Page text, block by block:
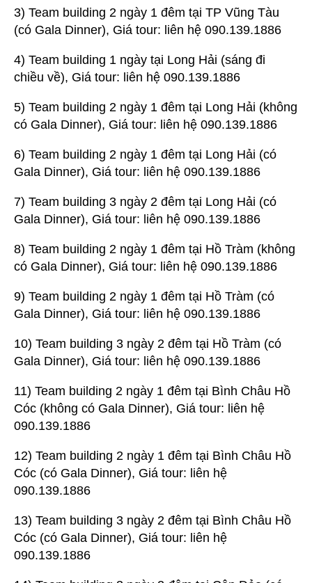
3) Team building 2 ngày 1 đêm tại TP Vũng Tàu
(có Gala Dinner), Giá tour: liên hệ 090.139.1886
4) Team building 1 ngày tại Long Hải (sáng đi
chiều về), Giá tour: liên hệ 090.139.1886
5) Team building 2 ngày 1 đêm tại Long Hải (không
có Gala Dinner), Giá tour: liên hệ 090.139.1886
6) Team building 2 ngày 1 đêm tại Long Hải (có
Gala Dinner), Giá tour: liên hệ 090.139.1886
7) Team building 3 ngày 2 đêm tại Long Hải (có
Gala Dinner), Giá tour: liên hệ 090.139.1886
8) Team building 2 ngày 1 đêm tại Hồ Tràm (không
có Gala Dinner), Giá tour: liên hệ 090.139.1886
9) Team building 2 ngày 1 đêm tại Hồ Tràm (có
Gala Dinner), Giá tour: liên hệ 090.139.1886
10) Team building 3 ngày 2 đêm tại Hồ Tràm (có
Gala Dinner), Giá tour: liên hệ 090.139.1886
11) Team building 2 ngày 1 đêm tại Bình Châu Hồ
Cóc (không có Gala Dinner), Giá tour: liên hệ
090.139.1886
12) Team building 2 ngày 1 đêm tại Bình Châu Hồ
Cóc (có Gala Dinner), Giá tour: liên hệ
090.139.1886
13) Team building 3 ngày 2 đêm tại Bình Châu Hồ
Cóc (có Gala Dinner), Giá tour: liên hệ
090.139.1886